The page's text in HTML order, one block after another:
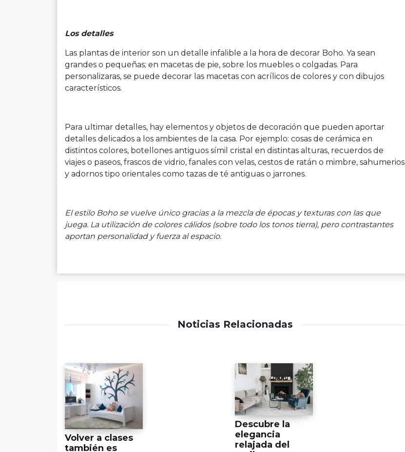
Los detalles
Las plantas de interior son un detalle infalible a la hora de decorar Boho. Ya sean
grandes o pequeñas; en macetas de pie, sobre los muebles o colgadas. Para
personalizaras, se puede decorar las macetas con acrílicos de colores y con dibujos
característicos.
Para ultimar detalles, hay elementos y objetos de decoración que pueden aportar
detalles delicados a los ambientes de la casa. Por ejemplo: cosas de cerámica en
distintos colores, botellones antiguos símil cristal en distintas alturas, recuerdos de
viajes o paseos, frascos de vidrio, fanales con velas, cestos de ratán o mimbre, sahumerios
y adornos tipo orientales como tazas de té antiguas o jarrones.
El estilo Boho se vuelve único gracias a la mezcla de épocas y texturas con las que
juega. La utilización de colores cálidos (sobre todo los tonos tierra), pero contrastantes
aportan personalidad y fuerza al espacio.
Noticias Relacionadas
Volver a clases
también es
Descubre la
elegancia
relajada del